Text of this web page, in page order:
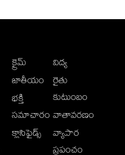
క్రైమ్
జాతీయం
భక్తి
సమాచారం
క్లాసిఫైడ్స్
విద్య
రైతు
కుటుంబం
వాతావరణం
వ్యాపార
ప్రపంచం